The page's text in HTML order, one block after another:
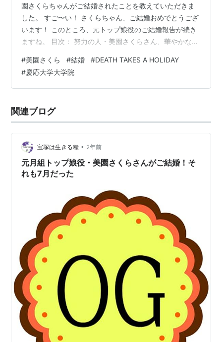
園さくらちゃんがご結婚されたことを教えていただきま
した。 すご〜い！ さくらちゃん、ご結婚おめでとうござ
います！ このところ、元トップ娘役のご結婚報告が続き
ますね。 目次： 努力の人・美園さくらさん、華やかな退
ものを手に入れたさくらちゃん、最強伝説始まるっ！ 昨
年来、トップ娘役さんのご結婚報告が相次いでいます 努
力の人・美園さくらさん、華やかな退団後 美園さくらち
とが多かったですが、バク上げでトップ娘役に就任しま
した。 日墺友好150周…
#美園さくら #結婚 #DEATH TAKES A HOLIDAY
#慶応大学大学院
関連ブログ
宝塚は生きる糧 • 2年前
元月組トップ娘役・美園さくらさんがご結婚！そ
れも7月だった